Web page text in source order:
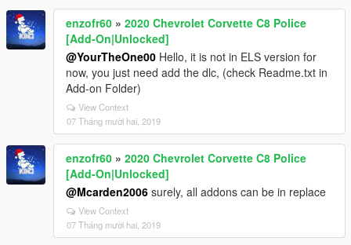
enzofr60 » 2020 Chevrolet Corvette C8 Police
[Add-On|Unlocked]
@YourTheOne00 Hello, it is not in ELS version for
now, you just need add the dlc, (check Readme.txt in
Add-on Folder)
View Context
07 Tháng mười hai, 2019
enzofr60 » 2020 Chevrolet Corvette C8 Police
[Add-On|Unlocked]
@Mcarden2006 surely, all addons can be in replace
View Context
07 Tháng mười hai, 2019